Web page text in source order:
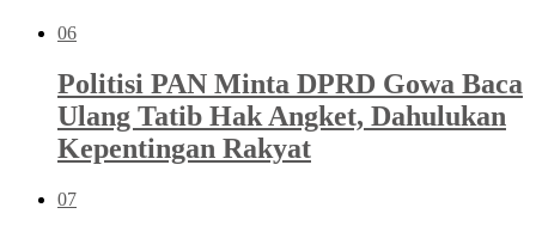
06
Politisi PAN Minta DPRD Gowa Baca
Ulang Tatib Hak Angket, Dahulukan
Kepentingan Rakyat
07